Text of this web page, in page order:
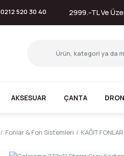
0212 520 30 40 2999.-TL Ve
AKSESUAR ÇANTA
Fonlar & Fon Sistemleri KAĞIT FONLAR